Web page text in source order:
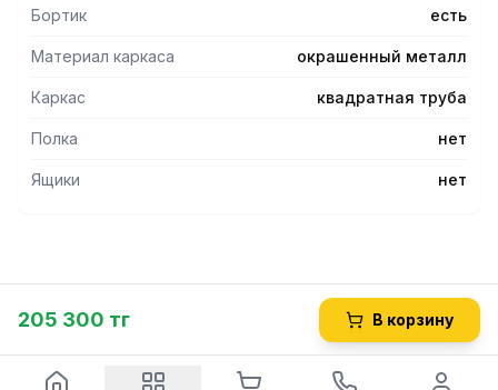
-Полки для столов СПРП (каркас крашеный) 600
Бортик есть
Материал каркаса окрашенный металл
Каркас квадратная труба
Полка нет
Ящики нет
205 300 тг В корзину